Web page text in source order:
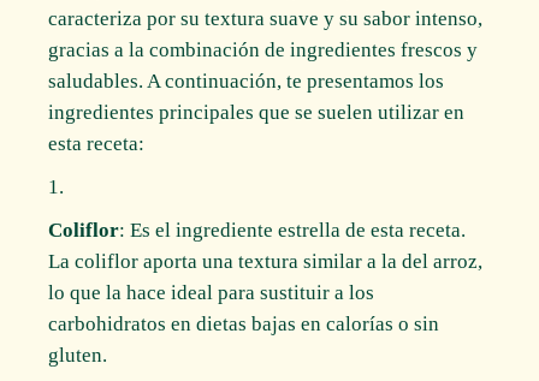
caracteriza por su textura suave y su sabor intenso,
gracias a la combinación de ingredientes frescos y
saludables. A continuación, te presentamos los
ingredientes principales que se suelen utilizar en
esta receta:
Coliflor: Es el ingrediente estrella de esta receta.
La coliflor aporta una textura similar a la del arroz,
lo que la hace ideal para sustituir a los
carbohidratos en dietas bajas en calorías o sin
gluten.